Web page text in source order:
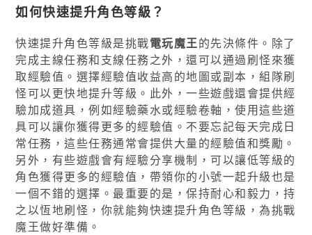
如何快速提升角色等級？
快速提升角色等級是挑戰電玩魔王的先決條件。除了
完成主線任務和支線任務之外，還可以通過刷怪來獲
取經驗值。選擇經驗值收益高的地圖或副本，組隊刷
怪可以更快地提升等級。此外，一些遊戲還會提供經
驗加成道具，例如經驗藥水或經驗卷軸，使用這些道
具可以讓你獲得更多的經驗值。不要忘記每天完成日
常任務，這些任務通常會提供大量的經驗值和獎勵。
另外，有些遊戲會有經驗分享機制，可以讓低等級的
角色獲得更多的經驗值，帶領你的小號一起升級也是
一個不錯的選擇。最重要的是，保持耐心和毅力，持
之以恆地刷怪，你就能夠快速提升角色等級，為挑戰
魔王做好準備。